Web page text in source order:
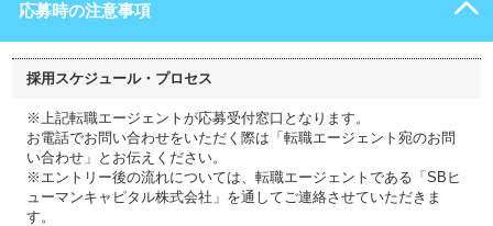
応募時の注意事項
採用スケジュール・プロセス
※上記転職エージェントが応募受付窓口となります。
お電話でお問い合わせをいただく際は「転職エージェント宛のお問
い合わせ」とお伝えください。
※エントリー後の流れについては、転職エージェントである「SBヒ
ューマンキャピタル株式会社」を通してご連絡させていただきま
す。